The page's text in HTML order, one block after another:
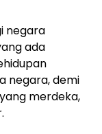
negara
ada
negara, demi
merdeka,